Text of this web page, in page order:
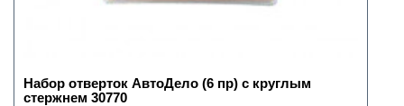
Набор отверток АвтоДело (6 пр) с круглым
стержнем 30770